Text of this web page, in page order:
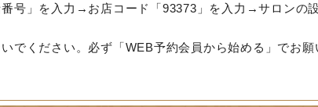
番号」を入力→お店コード「93373」を入力→サロンの
でください。必ず「WEB予約会員から始める」でお願